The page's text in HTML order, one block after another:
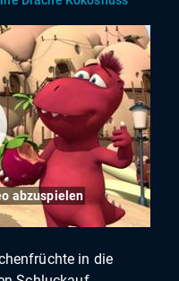
abzuspielen
in die